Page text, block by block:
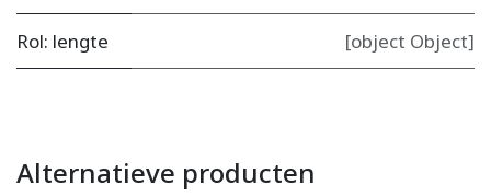
Rol: lengte [object Object]
Alternatieve producten